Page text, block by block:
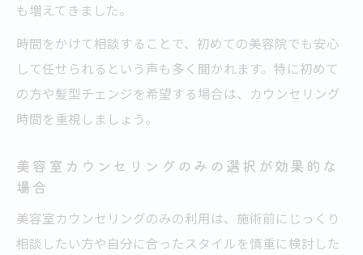
も増えてきました。
時間をかけて相談することで、初めての美容院でも安心
して任せられるという声も多く聞かれます。特に初めて
の方や髪型チェンジを希望する場合は、カウンセリング
時間を重視しましょう。
美容室カウンセリングのみの選択が効果的な
場合
美容室カウンセリングのみの利用は、施術前にじっくり
相談したい方や自分に合ったスタイルを慎重に検討した